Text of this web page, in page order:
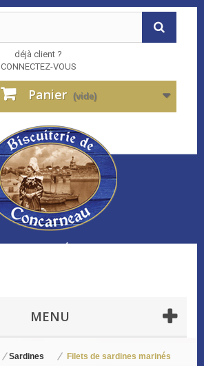
déjà client ?
CONNECTEZ-VOUS
Panier (vide)
MENU
Sardines
Filets de sardines marinés